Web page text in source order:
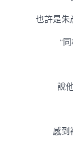
也許是朱
“
說
感到